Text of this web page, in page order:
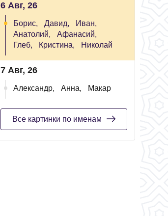
6 Авг, 26
Борис, Давид,
Иван,
Анатолий,
Афанасий,
Глеб,
Кристина, Николай
7 Авг, 26
Александр, Анна, Макар
Все картинки по именам